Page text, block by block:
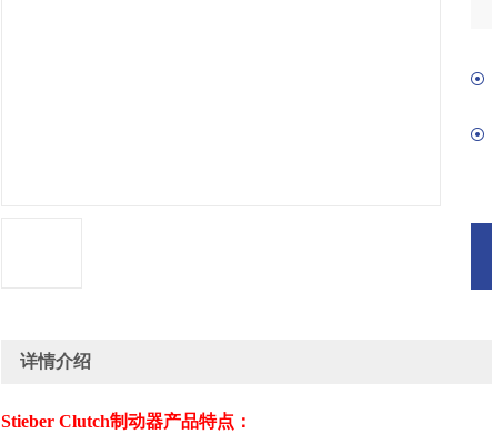
详情介绍
Stieber Clutch制动器产品特点：